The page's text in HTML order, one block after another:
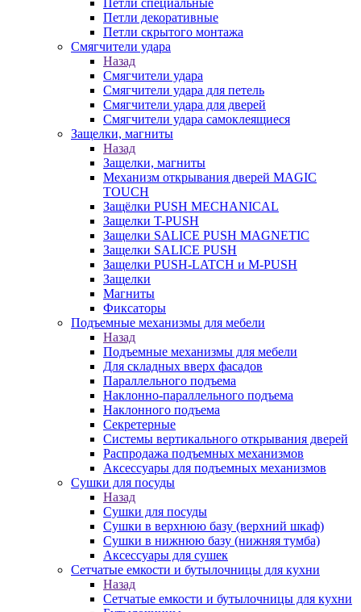
Петли специальные
Петли декоративные
Петли скрытого монтажа
Смягчители удара
Назад
Смягчители удара
Смягчители удара для петель
Смягчители удара для дверей
Cмягчители удара самоклеящиеся
Защелки, магниты
Назад
Защелки, магниты
Механизм открывания дверей MAGIC
TOUCH
Защёлки PUSH MECHANICAL
Защелки T-PUSH
Защелки SALICE PUSH MAGNETIC
Защелки SALICE PUSH
Защелки PUSH-LATCH и M-PUSH
Защелки
Магниты
Фиксаторы
Подъемные механизмы для мебели
Назад
Подъемные механизмы для мебели
Для складных вверх фасадов
Параллельного подъема
Наклонно-параллельного подъема
Наклонного подъема
Секретерные
Системы вертикального открывания дверей
Распродажа подъемных механизмов
Аксессуары для подъемных механизмов
Сушки для посуды
Назад
Сушки для посуды
Сушки в верхнюю базу (верхний шкаф)
Сушки в нижнюю базу (нижняя тумба)
Аксессуары для сушек
Сетчатые емкости и бутылочницы для кухни
Назад
Сетчатые емкости и бутылочницы для кухни